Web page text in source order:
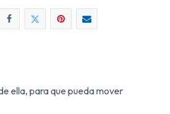
ella, para que pueda mover